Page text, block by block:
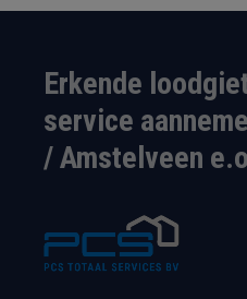
Erkende
service
/ Amstelveen